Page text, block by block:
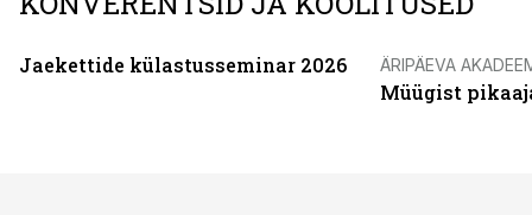
Jaekettide külastusseminar 2026 ÄRIPÄEVA
Müügist